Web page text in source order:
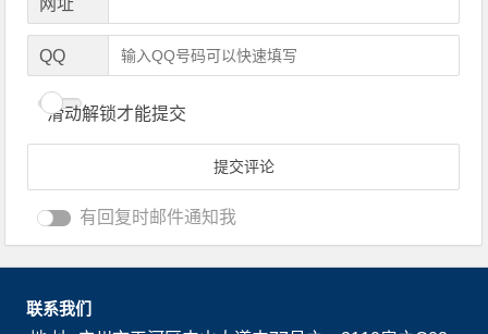
网址
QQ
滑动解锁才能提交
有回复时邮件通知我
联系我们